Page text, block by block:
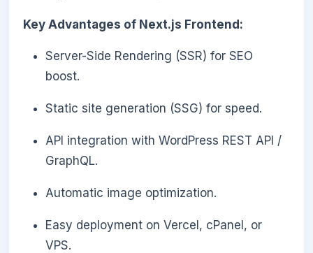
Key Advantages of Next.js Frontend:
Server-Side Rendering (SSR) for SEO
boost.
Static site generation (SSG) for speed.
API integration with WordPress REST API /
GraphQL.
Automatic image optimization.
Easy deployment on Vercel, cPanel, or
VPS.